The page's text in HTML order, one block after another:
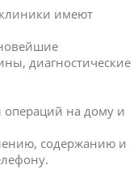
имеют
диагностические
операций на дому и
содержанию и